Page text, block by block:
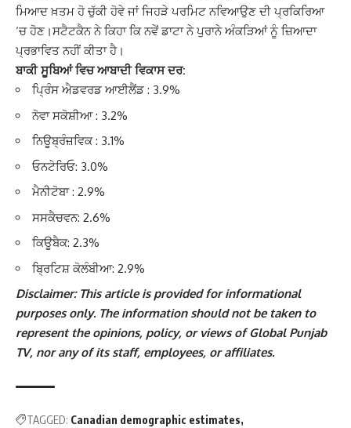
ਮਿਆਦ ਖ਼ਤਮ ਹੋ ਚੁੱਕੀ ਹੋਵੇ ਜਾਂ ਜਿਹੜੇ ਪਰਮਿਟ ਨਵਿਆਉਣ ਦੀ ਪ੍ਰਕਿਰਿਆ
‘ਚ ਹੋਣ।ਸਟੈਟਕੈਨ ਨੇ ਕਿਹਾ ਕਿ ਨਵੇਂ ਡਾਟਾ ਨੇ ਪੁਰਾਨੇ ਅੰਕੜਿਆਂ ਨੂੰ ਜ਼ਿਆਦਾ
ਪ੍ਰਭਾਵਿਤ ਨਹੀਂ ਕੀਤਾ ਹੈ।
ਬਾਕੀ ਸੂਬਿਆਂ ਵਿਚ ਆਬਾਦੀ ਵਿਕਾਸ ਦਰ:
ਪ੍ਰਿੰਸ ਐਡਵਰਡ ਆਈਲੈਂਡ : 3.9%
ਨੋਵਾ ਸਕੋਸ਼ੀਆ : 3.2%
ਨਿਊਬ੍ਰੰਜ਼ਵਿਕ : 3.1%
ਓਨਟੇਰਿਓ: 3.0%
ਮੈਨੀਟੋਬਾ : 2.9%
ਸਸਕੈਚਵਨ: 2.6%
ਕਿਊਬੈਕ: 2.3%
ਬ੍ਰਿਟਿਸ਼ ਕੋਲੰਬੀਆ: 2.9%
Disclaimer: This article is provided for informational
purposes only. The information should not be taken to
represent the opinions, policy, or views of Global Punjab
TV, nor any of its staff, employees, or affiliates.
TAGGED: Canadian demographic estimates